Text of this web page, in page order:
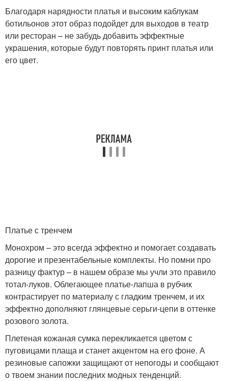
Благодаря нарядности платья и высоким каблукам
ботильонов этот образ подойдет для выходов в театр
или ресторан – не забудь добавить эффектные
украшения, которые будут повторять принт платья или
его цвет.
Платье с тренчем
Монохром – это всегда эффектно и помогает создавать
дорогие и презентабельные комплекты. Но помни про
разницу фактур – в нашем образе мы учли это правило
тотал-луков. Облегающее платье-лапша в рубчик
контрастирует по материалу с гладким тренчем, и их
эффектно дополняют глянцевые серьги-цепи в оттенке
розового золота.
Плетеная кожаная сумка перекликается цветом с
пуговицами плаща и станет акцентом на его фоне. А
резиновые сапожки защищают от непогоды и сообщают
о твоем знании последних модных тенденций.